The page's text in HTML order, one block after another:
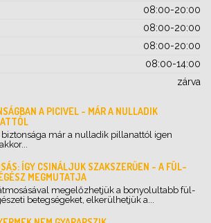
08:00-20:00
08:00-20:00
08:00-20:00
08:00-14:00
zárva
A PICIVEL - MÁR A NULLADIK
biztonsága már a nulladik pillanattól igen
ÍGY CSINÁLJUK SZAKSZERŰEN - A FÜL-
MEGMUTATJA
megelőzhetjük a bonyolultabb fül-
betegségeket, elkerülhetjük a...